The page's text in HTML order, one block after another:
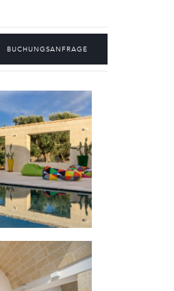
BUCHUNGSANFRAGE